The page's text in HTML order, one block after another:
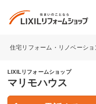
住宅リフォーム・リノベーシ
LIXILリフォームショップ
マリモハウス